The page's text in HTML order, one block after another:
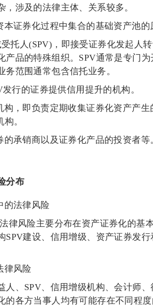
涉及的法律主体、关系较多。
证券化过程中集合的基础资产池的
托人(SPV) ，即接受证券化发起人
品的特殊组织。 SPV通常是专门
范围通常包含信托业务。
发行的证券提供信用提升的机构。
构，即负责定期收集证券化资产产
。
承销商以及证券化产品的投资者等
分布
的法律风险
法律风险主要分布在资产证券化的基
SPV建设、信用增级、资产证券发
律风险
、 SPV、信用增级机构、会计师
的各方当事人均有可能存在不同程